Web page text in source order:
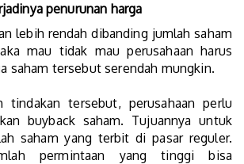
penurunan harga
lebih rendah dibanding jumlah saham
mau tidak mau perusahaan harus
saham tersebut serendah mungkin.
tindakan tersebut, perusahaan perlu
buyback saham. Tujuannya untuk
saham yang terbit di pasar reguler.
permintaan yang tinggi bisa